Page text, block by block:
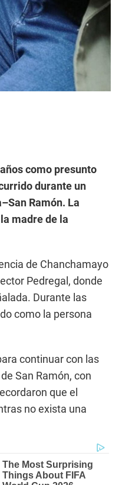
como presunto
durante un
Ramón. La
madre de la
de Chanchamayo
Pedregal, donde
Durante las
como la persona
continuar con las
San Ramón, con
que el
no exista una